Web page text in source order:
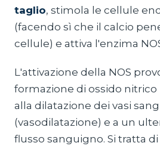
taglio, stimola le cellule
(facendo sì che il calcio
cellule) e attiva l'enzima
L'attivazione della NOS
formazione di ossido nitrico
alla dilatazione dei vasi
(vasodilatazione) e a un
flusso sanguigno. Si tratta